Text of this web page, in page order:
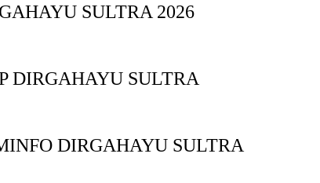
SULTRA 2026
DIRGAHAYU SULTRA
DIRGAHAYU SULTRA